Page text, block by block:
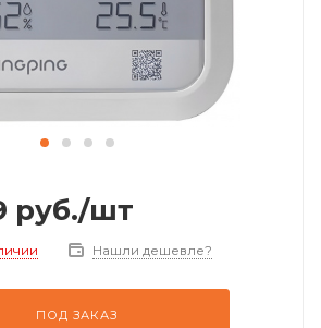
руб./шт
Нашли дешевле?
ПОД ЗАКАЗ